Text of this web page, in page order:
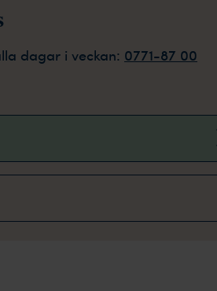
dagar i veckan: 0771-87 00